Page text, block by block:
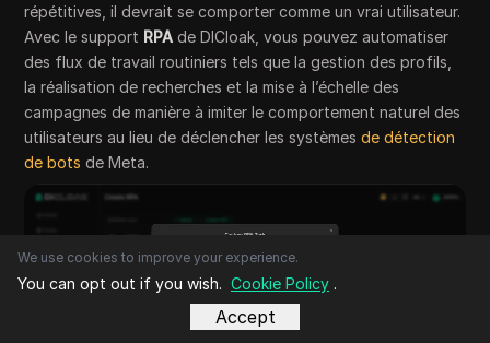
répétitives, il devrait se comporter comme un vrai utilisateur.
Avec le support RPA de DICloak, vous pouvez automatiser
des flux de travail routiniers tels que la gestion des profils,
la réalisation de recherches et la mise à l’échelle des
campagnes de manière à imiter le comportement naturel des
utilisateurs au lieu de déclencher les systèmesde détection
de bots de Meta.
We use cookies to improve your experience.
You can opt out if you wish. Cookie Policy .
Accept